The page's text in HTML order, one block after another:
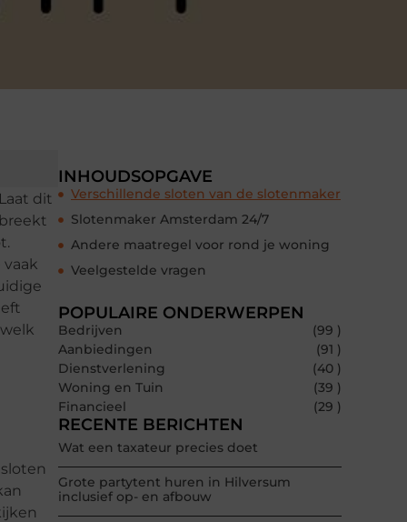
dit
INHOUDSOPGAVE
Verschillende sloten van de slotenmaker
Slotenmaker Amsterdam 24/7
Andere maatregel voor rond je woning
Veelgestelde vragen
POPULAIRE ONDERWERPEN
Bedrijven
(99 )
Aanbiedingen
(91 )
Dienstverlening
(40 )
Woning en Tuin
(39 )
Financieel
(29 )
RECENTE BERICHTEN
Wat een taxateur precies doet
Grote partytent huren in Hilversum
inclusief op- en afbouw